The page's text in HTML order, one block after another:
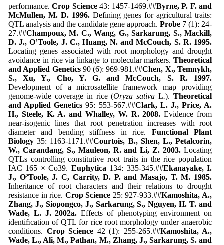
performance.Crop Science43: 1457-1469.##Byrne, P. F. and
McMullen, M. D. 1996.Defining genes for agricultural traits:
QTL analysis and the candidate gene approach. Probe 7 (1): 24-
27.##Champoux, M. C., Wang, G., Sarkarung, S., Mackill,
D. J., O’Toole, J. C., Huang, N. and McCouch, S. R. 1995.
Locating genes associated with root morphology and drought
avoidance in rice via linkage to molecular markers. Theoretical
and Applied Genetics90 (6): 969-981.##Chen, X., Temnykh,
S., Xu, Y., Cho, Y. G. and McCouch, S. R. 1997.
Development of a microsatellite framework map providing
genome-wide coverage in rice (Oryza sativaL.).Theoretical
and Applied Genetics 95: 553-567.##Clark, L. J., Price, A.
H., Steele, K. A. and Whalley, W. R. 2008. Evidence from
near-isogenic lines that root penetration increases with root
diameter and bending stiffness in rice. Functional Plant
Biology 35: 1163-1171.##Courtois, B., Shen, L., Petalcorin,
W., Carandang, S., Mauleon, R. and Li, Z. 2003. Locating
QTLs controlling constitutive root traits in the rice population
IAC 165 × Co39. Euphytica 134: 335-345.##Ekanayake, I.
J., O’Toole, J. C, Carrity, D. P. and Masajo, T. M. 1985.
Inheritance of root characters and their relations to drought
resistance in rice. Crop Science 25: 927-933.##Kamoshita, A.,
Zhang, J., Siopongco, J., Sarkarung, S., Nguyen, H. T. and
Wade, L. J. 2002a. Effects of phenotyping environment on
identiﬁcation of QTL for rice root morphology under anaerobic
conditions. Crop Science 42 (1): 255-265.##Kamoshita, A.,
Wade, L., Ali, M., Pathan, M., Zhang, J., Sarkarung, S. and